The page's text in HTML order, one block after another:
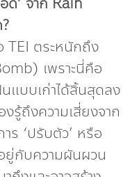
TEI ตระหนักถึง
เพราะนี่คือ
บบเก่าได้สิ้นสุดลง
รู้ถึงความเสี่ยงจาก
ร ‘ปรับตัว’ หรือ
กับความผันผวน